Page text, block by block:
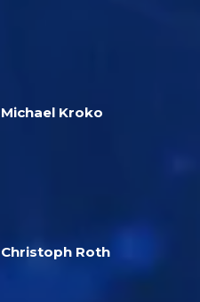
Michael Kroko
Christoph Roth